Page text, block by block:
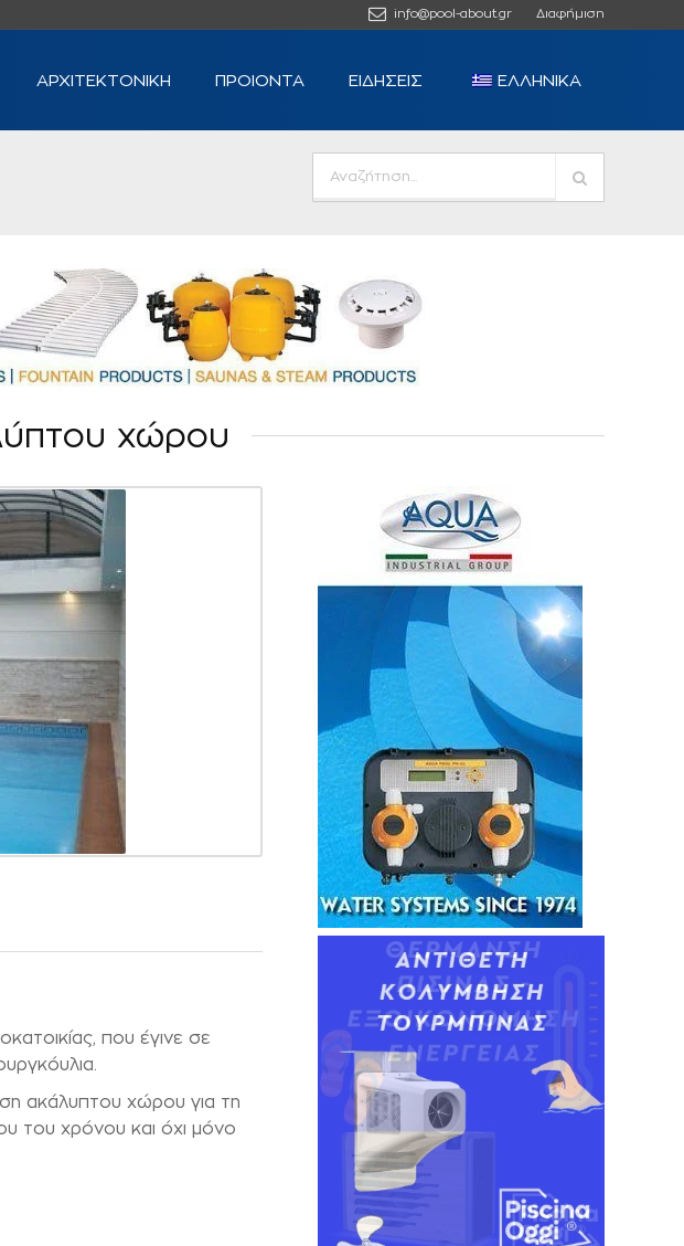
info@pool-about.gr Διαφήμιση
ΑΡΧΙΤΕΚΤΟΝΙΚΗ ΠΡΟΙΟΝΤΑ ΕΙΔΗΣΕΙΣ ΕΛΛΗΝΙΚΆ
χώρου
που έγινε σε
ακάλυπτου χώρου για τη
του χρόνου και όχι μόνο